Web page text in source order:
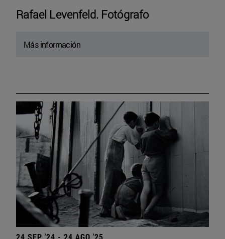
Rafael Levenfeld. Fotógrafo
Más información
24 SEP '24 - 24 AGO '25